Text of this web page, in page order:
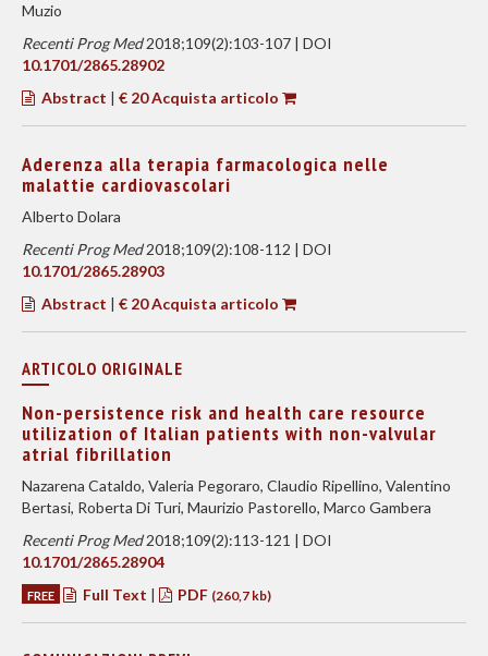
Muzio
Recenti Prog Med2018;109(2):103-107 | DOI
10.1701/2865.28902
Abstract | € 20 Acquista articolo
Aderenza alla terapia farmacologica nelle
malattie cardiovascolari
Alberto Dolara
Recenti Prog Med2018;109(2):108-112 | DOI
10.1701/2865.28903
Abstract | € 20 Acquista articolo
ARTICOLO ORIGINALE
Non-persistence risk and health care resource
utilization of Italian patients with non-valvular
atrial fibrillation
Nazarena Cataldo, Valeria Pegoraro, Claudio Ripellino, Valentino
Bertasi, Roberta Di Turi, Maurizio Pastorello, Marco Gambera
Recenti Prog Med2018;109(2):113-121 | DOI
10.1701/2865.28904
FREE Full Text | PDF (260,7 kb)